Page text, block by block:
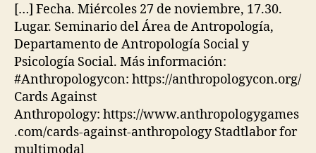
[…] Fecha. Miércoles 27 de noviembre, 17.30.
Lugar. Seminario del Área de Antropología,
Departamento de Antropología Social y
Psicología Social. Más información:
#Anthropologycon: https://anthropologycon.org/
Cards Against
Anthropology: https://www.anthropologygames
.com/cards-against-anthropology Stadtlabor for